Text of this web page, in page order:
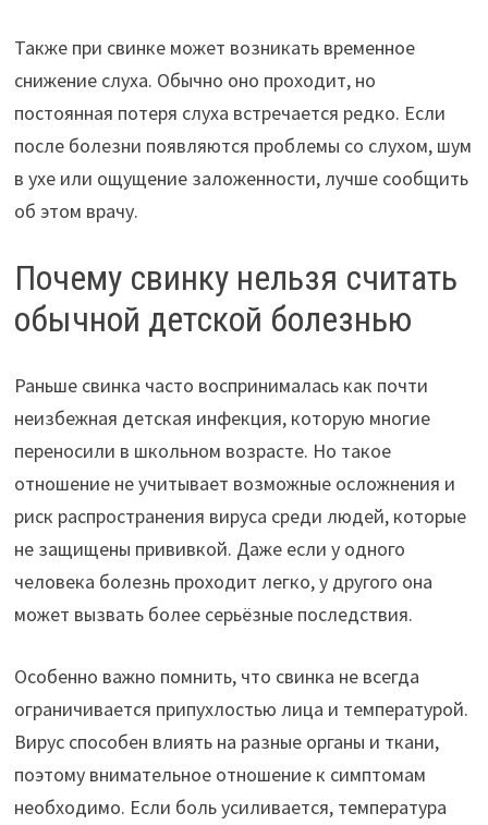
Также при свинке может возникать временное
снижение слуха. Обычно оно проходит, но
постоянная потеря слуха встречается редко. Если
после болезни появляются проблемы со слухом, шум
в ухе или ощущение заложенности, лучше сообщить
об этом врачу.
Почему свинку нельзя считать
обычной детской болезнью
Раньше свинка часто воспринималась как почти
неизбежная детская инфекция, которую многие
переносили в школьном возрасте. Но такое
отношение не учитывает возможные осложнения и
риск распространения вируса среди людей, которые
не защищены прививкой. Даже если у одного
человека болезнь проходит легко, у другого она
может вызвать более серьёзные последствия.
Особенно важно помнить, что свинка не всегда
ограничивается припухлостью лица и температурой.
Вирус способен влиять на разные органы и ткани,
поэтому внимательное отношение к симптомам
необходимо. Если боль усиливается, температура